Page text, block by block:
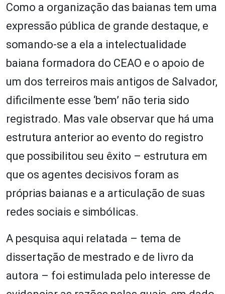
Como a organização das baianas tem uma
expressão pública de grande destaque, e
somando-se a ela a intelectualidade
baiana formadora do CEAO e o apoio de
um dos terreiros mais antigos de Salvador,
dificilmente esse ‘bem’ não teria sido
registrado. Mas vale observar que há uma
estrutura anterior ao evento do registro
que possibilitou seu êxito – estrutura em
que os agentes decisivos foram as
próprias baianas e a articulação de suas
redes sociais e simbólicas.
A pesquisa aqui relatada – tema de
dissertação de mestrado e de livro da
autora – foi estimulada pelo interesse de